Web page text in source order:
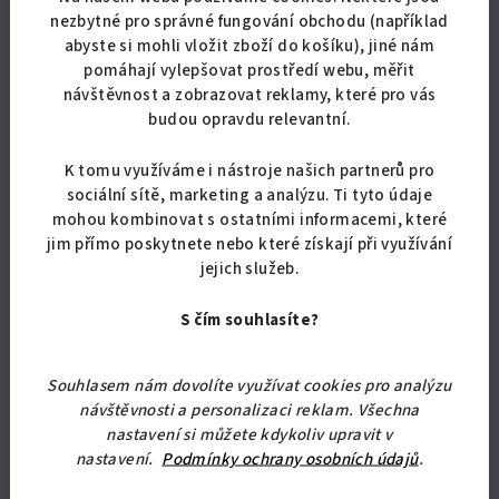
nezbytné pro správné fungování obchodu (například
abyste si mohli vložit zboží do košíku), jiné nám
pomáhají vylepšovat prostředí webu, měřit
návštěvnost a zobrazovat reklamy, které pro vás
budou opravdu relevantní.
K tomu využíváme i nástroje našich partnerů pro
sociální sítě, marketing a analýzu. Ti tyto údaje
mohou kombinovat s ostatními informacemi, které
jim přímo poskytnete nebo které získají při využívání
jejich služeb.
S čím souhlasíte?
Souhlasem nám dovolíte využívat cookies pro analýzu
návštěvnosti a personalizaci reklam. Všechna
nastavení si můžete kdykoliv upravit v
nastavení. Podmínky ochrany osobních údajů.
Produkty teprve připravujeme.
Můžete se ale podívat na ostatní kategorie.
Odebírat newsletter